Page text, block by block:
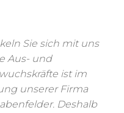
Sie sich mit uns
Aus- und
ist im
unserer Firma
Deshalb